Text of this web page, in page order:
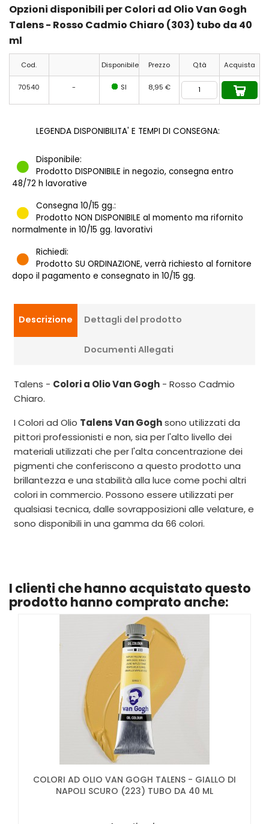
Opzioni disponibili per Colori ad Olio Van Gogh
Talens - Rosso Cadmio Chiaro (303) tubo da 40
ml
Cod. Disponibile Prezzo Q.tà Acquista
70540 - SI 8,95 €
LEGENDA DISPONIBILITA' E TEMPI DI CONSEGNA:
Disponibile:
Prodotto DISPONIBILE in negozio, consegna entro
48/72 h lavorative
Consegna 10/15 gg.:
Prodotto NON DISPONIBILE al momento ma rifornito
normalmente in 10/15 gg. lavorativi
Richiedi:
Prodotto SU ORDINAZIONE, verrà richiesto al fornitore
dopo il pagamento e consegnato in 10/15 gg.
Descrizione Dettagli del prodotto
Documenti Allegati
Talens - Colori a Olio Van Gogh - Rosso Cadmio
Chiaro.
I Colori ad Olio Talens Van Goghsono utilizzati da
pittori professionisti e non, sia per l'alto livello dei
materiali utilizzati che per l'alta concentrazione dei
pigmenti che conferiscono a questo prodotto una
brillantezza e una stabilità alla luce come pochi altri
colori in commercio. Possono essere utilizzati per
qualsiasi tecnica, dalle sovrapposizioni alle velature, e
sono disponibili in una gamma da 66 colori.
I clienti che hanno acquistato questo
prodotto hanno comprato anche:
COLORI AD OLIO VAN GOGH TALENS - GIALLO DI
NAPOLI SCURO (223) TUBO DA 40 ML